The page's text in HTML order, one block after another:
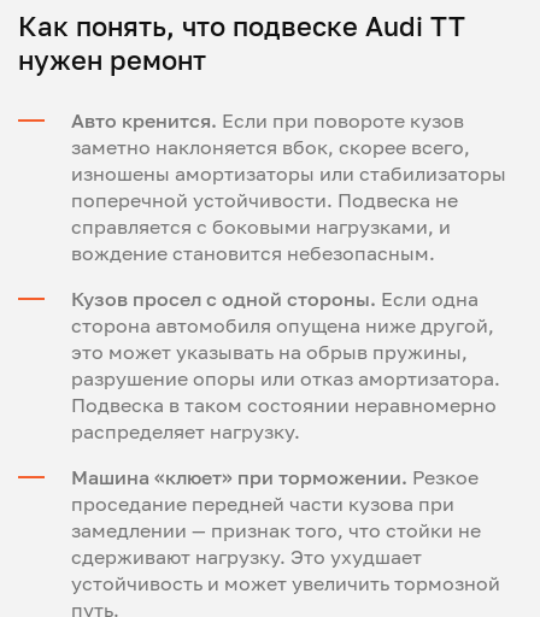
Как понять, что подвеске Audi TT
нужен ремонт
Авто кренится. Если при повороте кузов
заметно наклоняется вбок, скорее всего,
изношены амортизаторы или стабилизаторы
поперечной устойчивости. Подвеска не
справляется с боковыми нагрузками, и
вождение становится небезопасным.
Кузов просел с одной стороны. Если одна
сторона автомобиля опущена ниже другой,
это может указывать на обрыв пружины,
разрушение опоры или отказ амортизатора.
Подвеска в таком состоянии неравномерно
распределяет нагрузку.
Машина «клюет» при торможении. Резкое
проседание передней части кузова при
замедлении — признак того, что стойки не
сдерживают нагрузку. Это ухудшает
устойчивость и может увеличить тормозной
путь.